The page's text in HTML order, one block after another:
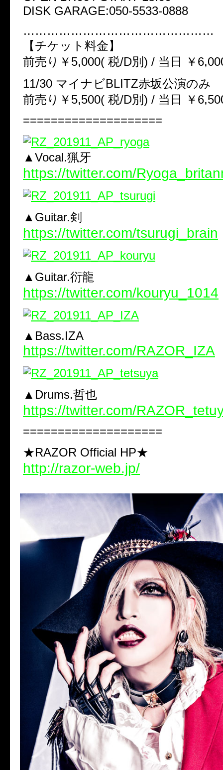
DISK GARAGE:050-5533-0888
…………………………………………
【チケット料金】
前売り￥5,000( 税/D別) / 当日 ￥
11/30 マイナビBLITZ赤坂公演のみ
前売り￥5,500( 税/D別) / 当日 ￥
====================
▲Vocal.猟牙
https://twitter.com/
▲Guitar.剣
https://twitter.com/tsurugi_brain
▲Guitar.衍龍
https://twitter.com/kouryu_1014
▲Bass.IZA
https://twitter.com/RAZOR_IZA
▲Drums.哲也
https://twitter.com/
====================
★RAZOR Official HP★
http://razor-web.jp/